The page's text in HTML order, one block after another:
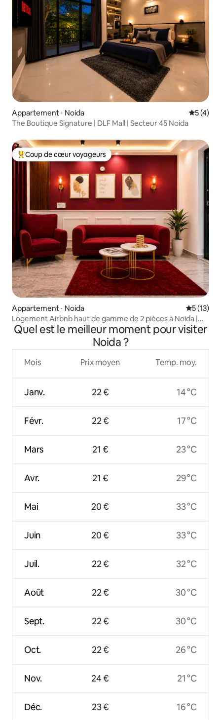
Appartement ⋅ Noida
5 (4)
The Boutique Signature | DLF Mall | Secteur 45 Noida
Coups de cœur voyageurs les plus appréciés
Coup de cœur voyageurs
Appartement ⋅ Noida
5 (13)
Logement Airbnb haut de gamme de 2 pièces à Noida |
Fête | Détente et repos
Quel est le meilleur moment pour visiter
Noida ?
Mois
Janv.
Févr.
Mars
Avr.
Mai
Juin
Juil.
Août
Sept.
Oct.
Nov.
Déc.
Prix moyen
22 €
22 €
21 €
21 €
20 €
20 €
22 €
22 €
22 €
22 €
24 €
23 €
Temp. moy.
14 °C
17 °C
23 °C
29 °C
33 °C
33 °C
32 °C
30 °C
30 °C
26 °C
21 °C
16 °C